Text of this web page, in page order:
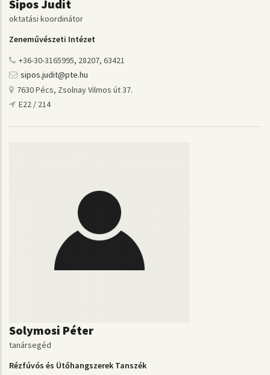
Sipos Judit
oktatási koordinátor
Zeneművészeti Intézet
+36-30-3165995, 28207, 63421
sipos.judit@pte.hu
7630 Pécs, Zsolnay Vilmos út 37.
E22 / 214
Solymosi Péter
tanársegéd
Rézfúvós és Ütőhangszerek Tanszék